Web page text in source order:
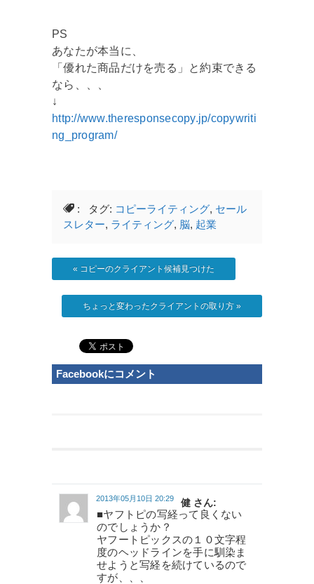
PS
あなたが本当に、
「優れた商品だけを売る」と約束できる
なら、、、
↓
http://www.theresponsecopy.jp/copywriti
ng_program/
: タグ: コピーライティング, セール
スレター, ライティング, 脳, 起業
« コピーのクライアント候補見つけた
ちょっと変わったクライアントの取り方 »
Facebookにコメント
健 さん:
2013年05月10日 20:29
■ヤフトピの写経って良くない
のでしょうか？
ヤフートピックスの１０文字程
度のヘッドラインを手に馴染ま
せようと写経を続けているので
すが、、、